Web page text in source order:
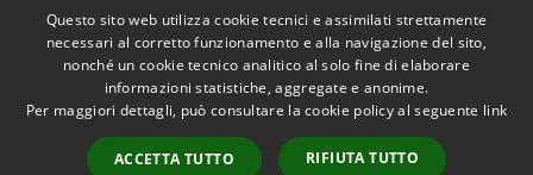
Accessibilità
Copyright © 2026 • Comune di
Librizzi • Powered by
Municipium•
Accesso
Questo sito web utilizza cookie tecnici e assimilati strettamente
necessari al corretto funzionamento e alla navigazione del sito,
nonché un cookie tecnico analitico al solo fine di elaborare
informazioni statistiche, aggregate e anonime.
Per maggiori dettagli, può consultare la cookie policy al seguente link
ACCETTA TUTTO RIFIUTA TUTTO